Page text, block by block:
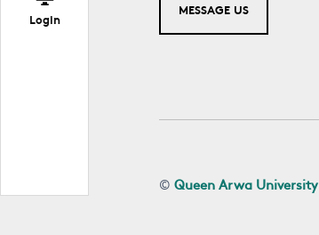
Login
MESSAGE US
©Queen Arwa University